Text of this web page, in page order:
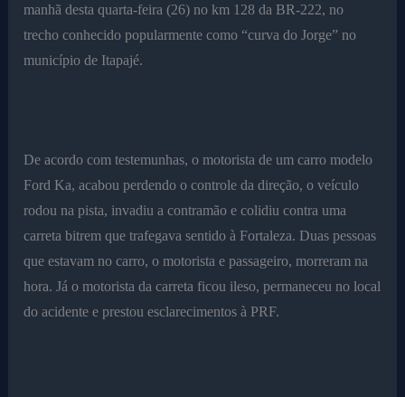
manhã desta quarta-feira (26) no km 128 da BR-222, no
trecho conhecido popularmente como “curva do Jorge” no
município de Itapajé.
De acordo com testemunhas, o motorista de um carro modelo
Ford Ka, acabou perdendo o controle da direção, o veículo
rodou na pista, invadiu a contramão e colidiu contra uma
carreta bitrem que trafegava sentido à Fortaleza. Duas pessoas
que estavam no carro, o motorista e passageiro, morreram na
hora. Já o motorista da carreta ficou ileso, permaneceu no local
do acidente e prestou esclarecimentos à PRF.